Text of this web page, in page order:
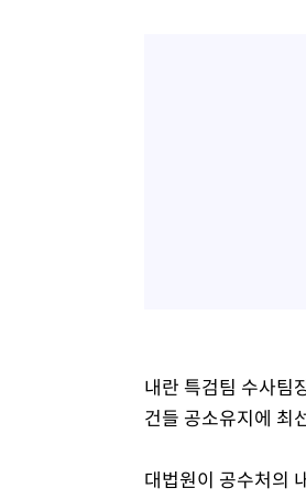
내란 특검팀 수사팀
건들 공소유지에 최
대법원이 공수처의